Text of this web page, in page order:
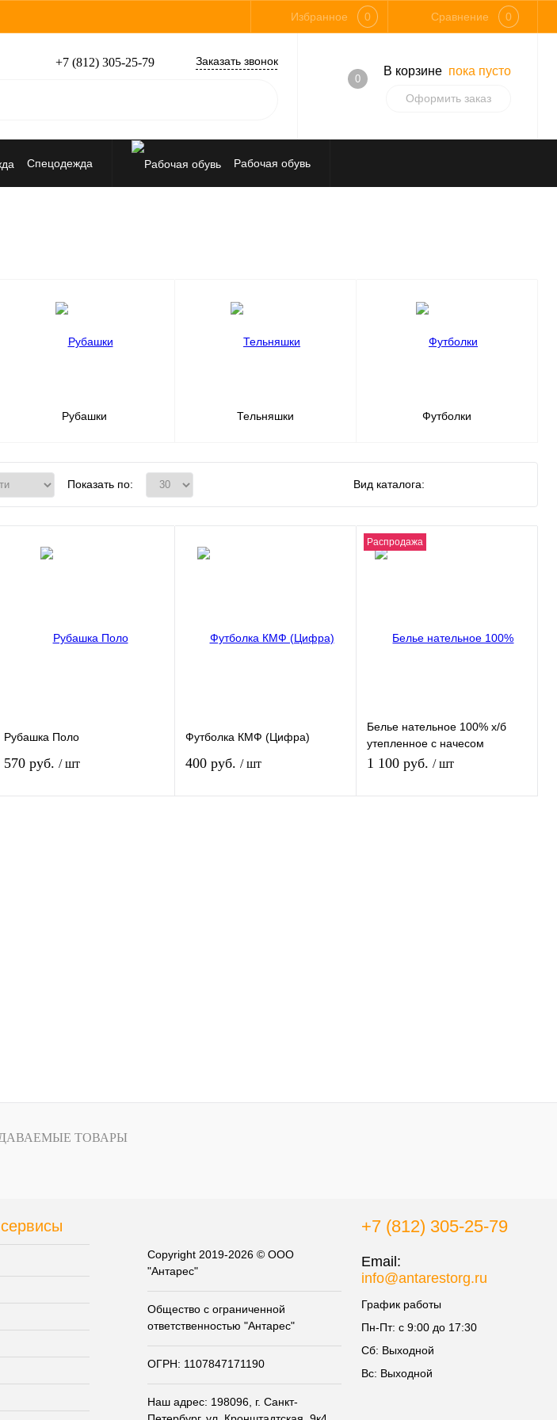
Избранное 0 Сравнение 0
+7 (812) 305-25-79 Заказать звонок
0
В корзине пока пусто
Оформить заказ
Спецодежда Рабочая обувь
Рубашки Тельняшки Футболки
Показать по: Вид каталога:
Рубашка Поло
570 руб. / шт
Футболка КМФ (Цифра)
400 руб. / шт
Распродажа
Белье нательное 100% х/б
утепленное с начесом
мужское
1 100 руб. / шт
ТОВАРЫ
Copyright 2019-2026 © ООО
"Антарес"
Общество с ограниченной
ответственностью "Антарес"
ОГРН: 1107847171190
Наш адрес: 198096, г. Санкт-
+7 (812) 305-25-79
Email:
info@antarestorg.ru
График работы
Пн-Пт: с 9:00 до 17:30
Сб: Выходной
Вс: Выходной